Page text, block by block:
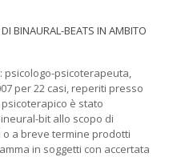
BINAURAL-BEATS IN AMBITO
psicologo-psicoterapeuta,
per 22 casi, reperiti presso
è stato
bit allo scopo di
a breve termine prodotti
in soggetti con accertata